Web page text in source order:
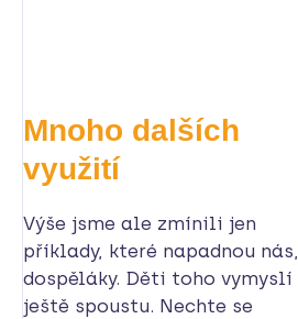
Mnoho dalších
využití
Výše jsme ale zmínili jen
příklady, které napadnou nás,
dospěláky. Děti toho vymyslí
ještě spoustu. Nechte se